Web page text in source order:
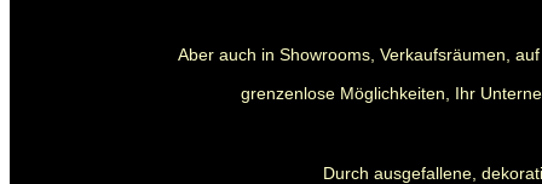
Aber auch in Showrooms, Verkaufsräumen,
grenzenlose Möglichkeiten, Ihr
Durch ausgefallene,